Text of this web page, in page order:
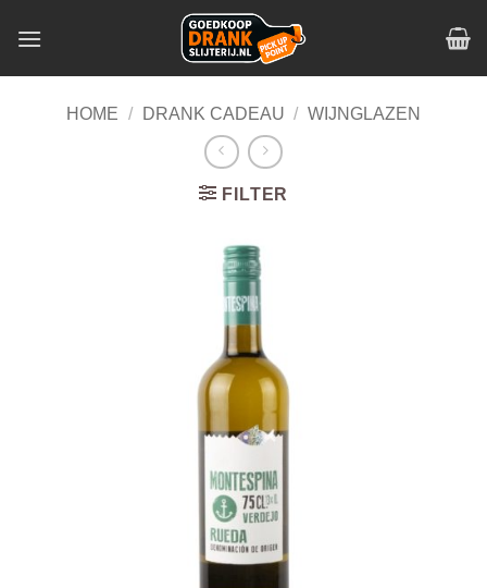
HOME / DRANK CADEAU / WIJNGLAZEN
FILTER